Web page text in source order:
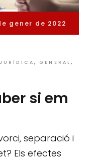
gener de 2022
GENERAL
si em
separació i
Els efectes